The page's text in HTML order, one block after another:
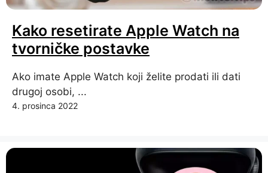
Kako resetirate Apple Watch na
tvorničke postavke
Ako imate Apple Watch koji želite prodati ili dati
drugoj osobi, ...
4. prosinca 2022